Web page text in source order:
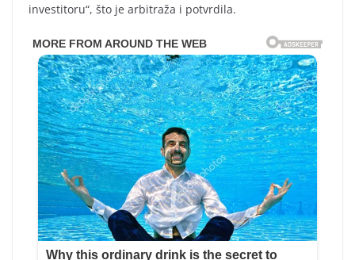
investitoru“, što je arbitraža i potvrdila.